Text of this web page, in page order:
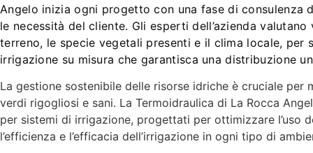
Angelo inizia ogni progetto con una fase di consulenza
le necessità del cliente. Gli esperti dell’azienda
terreno, le specie vegetali presenti e il clima locale, per
irrigazione su misura che garantisca una distribuzione
La gestione sostenibile delle risorse idriche è cruciale per
verdi rigogliosi e sani. La Termoidraulica di La Rocca
per sistemi di irrigazione, progettati per ottimizzare l’uso
l’efficienza e l’efficacia dell’irrigazione in ogni tipo di